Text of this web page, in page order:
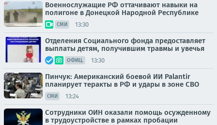
Военнослужащие РФ оттачивают навыки на
полигоне в Донецкой Народной Республике
СМИ 13:30
Отделения Социального фонда предоставляет
выплаты детям, получившим травмы и увечья
ОФИЦ. 13:30
Пинчук: Американский боевой ИИ Palantir
планирует теракты в РФ и удары в зоне СВО
СМИ 13:24
Сотрудники ОИН оказали помощь осужденному
в трудоустройстве в рамках пробации